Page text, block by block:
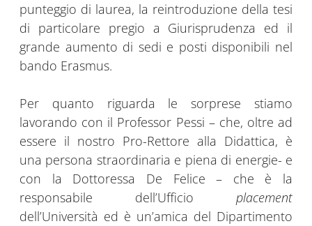
punteggio di laurea, la reintroduzione della tesi
di particolare pregio a Giurisprudenza ed il
grande aumento di sedi e posti disponibili nel
bando Erasmus.
Per quanto riguarda le sorprese stiamo
lavorando con il Professor Pessi – che, oltre ad
essere il nostro Pro-Rettore alla Didattica, è
una persona straordinaria e piena di energie- e
con la Dottoressa De Felice – che è la
responsabile dell’Ufficio placement
dell’Università ed è un’amica del Dipartimento